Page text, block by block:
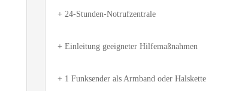
+ 24-Stunden-Notrufzentrale
+ Einleitung geeigneter Hilfemaßnahmen
+ 1 Funksender als Armband oder Halskette